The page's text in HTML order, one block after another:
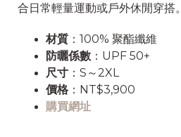
合日常輕量運動或戶外休閒穿搭。
材質 ：100% 聚酯纖維
防曬係數 ：UPF 50+
尺寸 ：S～2XL
價格 ：NT$3,900
購買網址